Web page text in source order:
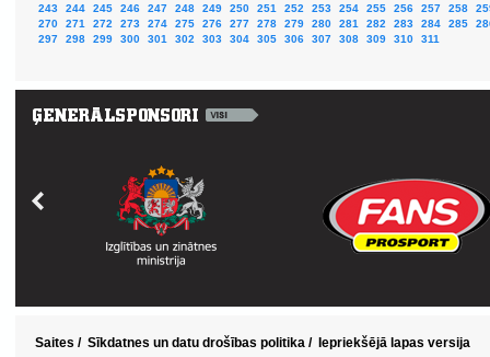
243
244 245 246 247 248 249 250 251 252 253 254 255 256 257 258
270
271 272 273 274 275 276 277 278 279 280 281 282 283 284 285
297
298 299 300 301 302 303 304 305 306 307 308 309 310 311
Saites / Sīkdatnes un datu drošības politika / Iepriekšējā lapas versija